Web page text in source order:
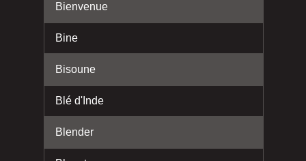
Bienvenue
Bine
Bisoune
Blé d'Inde
Blender